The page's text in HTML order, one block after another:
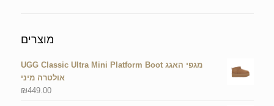
מוצרים
UGG Classic Ultra Mini Platform Boot מגפי האגג
אולטרה מיני
₪449.00